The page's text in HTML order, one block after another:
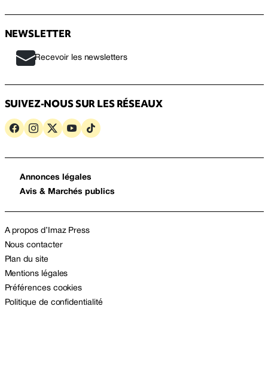
NEWSLETTER
Recevoir les newsletters
SUIVEZ-NOUS SUR LES RÉSEAUX
Annonces légales
Avis & Marchés publics
A propos d’Imaz Press
Nous contacter
Plan du site
Mentions légales
Préférences cookies
Politique de confidentialité